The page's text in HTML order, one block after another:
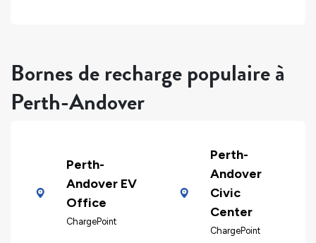
Bornes de recharge populaire à
Perth-Andover
Perth-
Andover EV
Office
ChargePoint
Perth-
Andover
Civic
Center
ChargePoint